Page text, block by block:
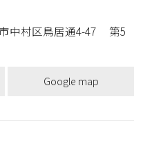
市中村区鳥居通4-47 第5
Google map